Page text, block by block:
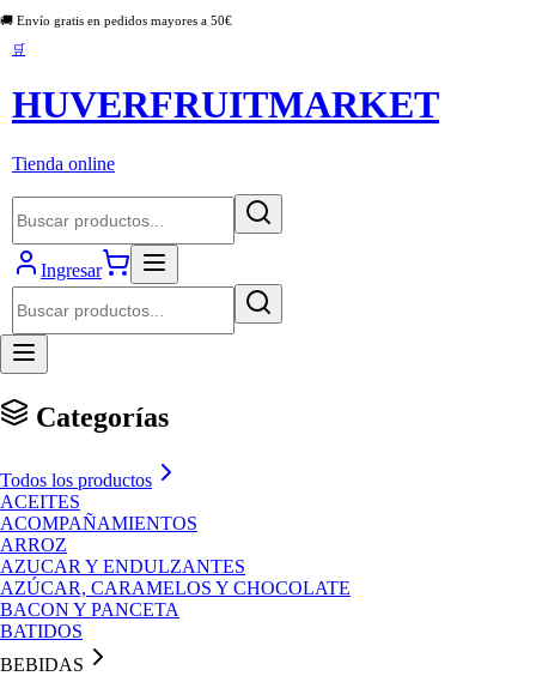
🚚 Envío gratis en pedidos mayores a 50€
🛒
HUVERFRUITMARKET
Tienda online
Ingresar
Categorías
Todos los productos
ACEITES
ACOMPAÑAMIENTOS
ARROZ
AZUCAR Y ENDULZANTES
AZÚCAR, CARAMELOS Y CHOCOLATE
BACON Y PANCETA
BATIDOS
BEBIDAS